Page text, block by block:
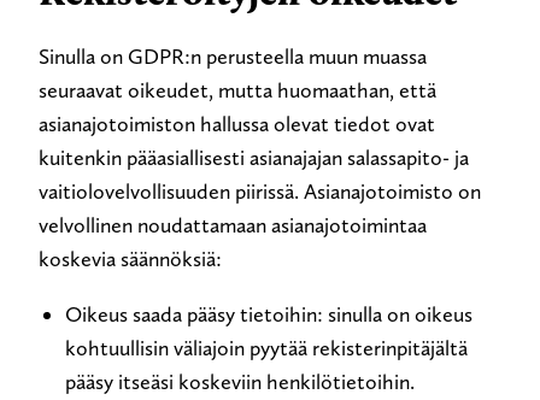
Sinulla on GDPR:n perusteella muun muassa
seuraavat oikeudet, mutta huomaathan, että
asianajotoimiston hallussa olevat tiedot ovat
kuitenkin pääasiallisesti asianajajan salassapito- ja
vaitiolovelvollisuuden piirissä. Asianajotoimisto on
velvollinen noudattamaan asianajotoimintaa
koskevia säännöksiä:
Oikeus saada pääsy tietoihin: sinulla on oikeus
kohtuullisin väliajoin pyytää rekisterinpitäjältä
pääsy itseäsi koskeviin henkilötietoihin.